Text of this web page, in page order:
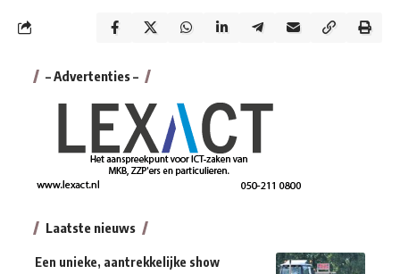
– Advertenties –
Laatste nieuws
Een unieke, aantrekkelijke show